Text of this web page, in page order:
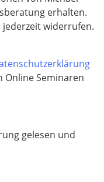
erhalten.
jederzeit widerrufen.
Online Seminaren
gelesen und